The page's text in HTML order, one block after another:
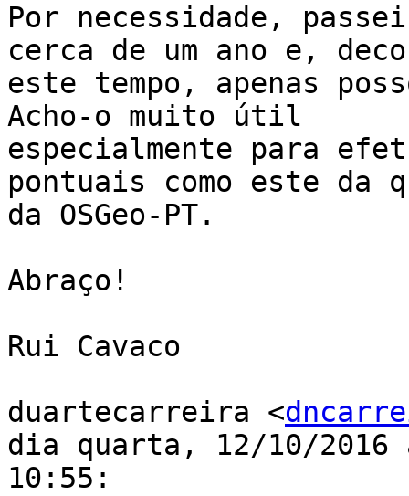
Por necessidade,
cerca de um ano e,
este tempo, apenas
Acho-o muito útil
especialmente para
pontuais como este da
da OSGeo-PT.
Abraço!
Rui Cavaco
duartecarreira <
dia quarta, 12/10/2016
10:55: